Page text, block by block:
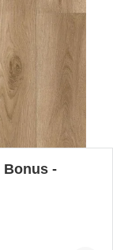
Bonus -